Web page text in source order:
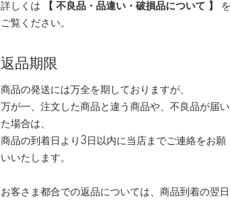
詳しくは 【 不良品・品違い・破損品について 】
を
ご覧ください。
返品期限
商品の発送には万全を期しておりますが、
万が一、注文した商品と違う商品や、不良品が届い
た場合は、
商品の到着日より3日以内に当店までご連絡をお願
いいたします。
お客さま都合での返品については、商品到着の翌日